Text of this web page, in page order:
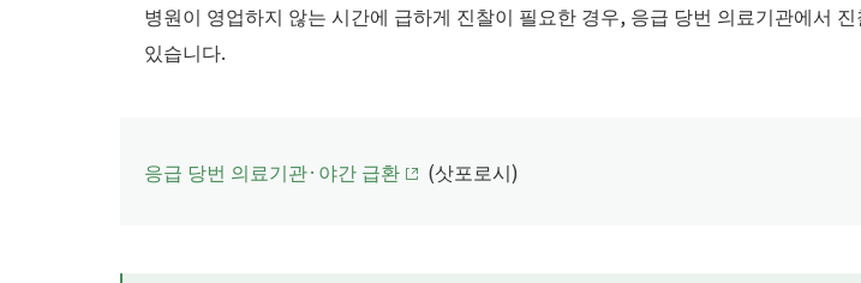
병원이 영업하지 않는 시간에 급하게 진찰이 필요한 경우, 응급 당번 의료기관에서
있습니다.
응급 당번 의료기관·야간 급환 (삿포로시)